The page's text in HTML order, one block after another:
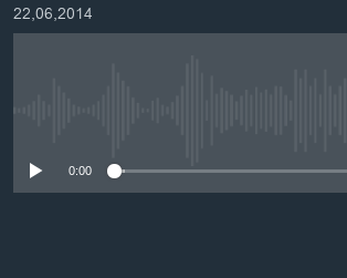
ໄປການເລືອກຕັ້ງ ປະທານາທີບໍດີ ສະຫະລັດ 2024
ອິດສະຫຼະພາບດ້ານການຂ່າວ
22,06,2014
0:00